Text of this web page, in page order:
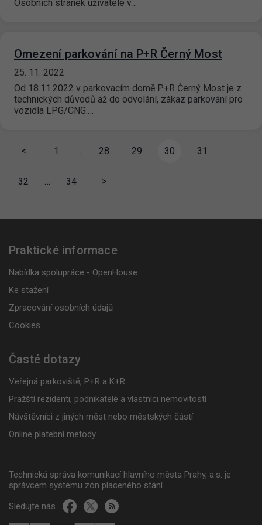
Osobních stránek uživatele v…
Omezení parkování na P+R Černý Most
25. 11. 2022
Od 18.11.2022 v parkovacím domě P+R Černý Most je z
technických důvodů až do odvolání, zákaz parkování pro
vozidla LPG/CNG.…
< 1 … 28 29 30 31
32 … 34 >
Praktické informace
Nabídka spolupráce - OpenHouse
Ke stažení
Zpracování osobních údajů
Cookies
Časté dotazy
Veřejná parkoviště, P+R a K+R
Pražští rezidenti, podnikatelé a vlastníci nemovitostí
Návštěvníci z jiných měst nebo městských částí
Online platební metody
Technická správa komunikací hlavního města Prahy, a.s. je
správcem systému zón placeného stání.
Sledujte nás